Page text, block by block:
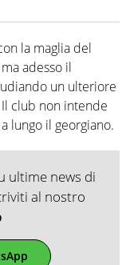
la maglia del
ma adesso il
un ulteriore
club non intende
lungo il georgiano.
ultime news di
al nostro